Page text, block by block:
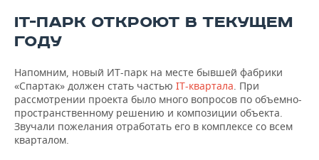
IT-ПАРК ОТКРОЮТ В ТЕКУЩЕМ
ГОДУ
Напомним, новый ИТ-парк на месте бывшей фабрики
«Спартак» должен стать частью IT-квартала. При
рассмотрении проекта было много вопросов по объемно-
пространственному решению и композиции объекта.
Звучали пожелания отработать его в комплексе со всем
кварталом.